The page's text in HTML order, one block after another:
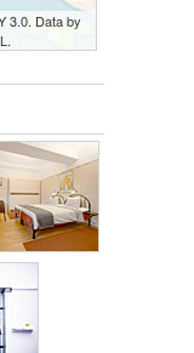
3.0. Data by